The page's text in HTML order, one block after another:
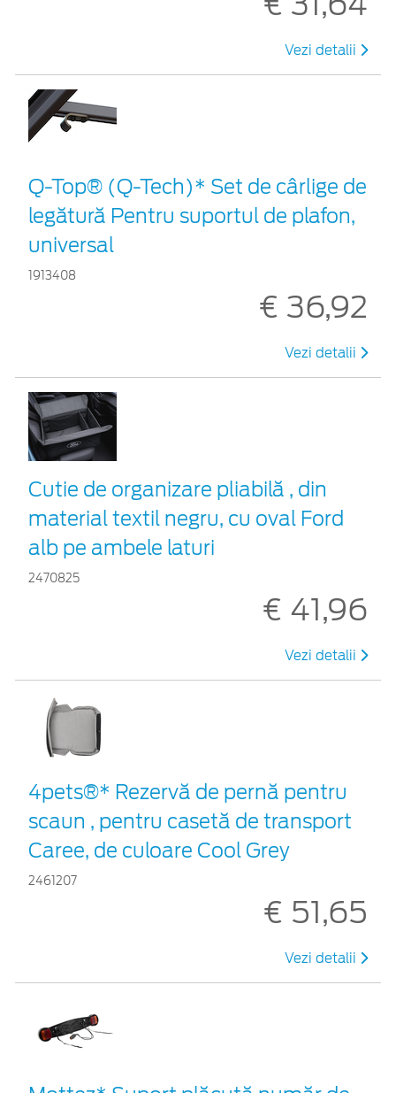
Vezi detalii
Q-Top® (Q-Tech)* Set de cârlige de
legătură Pentru suportul de plafon,
universal
1913408
€ 36,92
Vezi detalii
Cutie de organizare pliabilă , din
material textil negru, cu oval Ford
alb pe ambele laturi
2470825
€ 41,96
Vezi detalii
4pets®* Rezervă de pernă pentru
scaun , pentru casetă de transport
Caree, de culoare Cool Grey
2461207
€ 51,65
Vezi detalii